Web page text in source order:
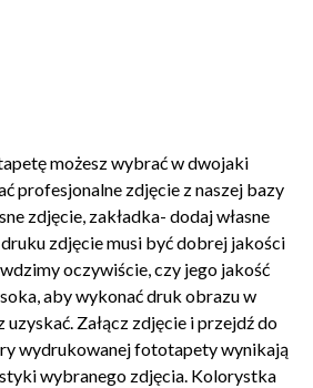
możesz wybrać w dwojaki
profesjonalne zdjęcie z naszej bazy
zdjęcie, zakładka- dodaj własne
druku zdjęcie musi być dobrej jakości
oczywiście, czy jego jakość
aby wykonać druk obrazu w
Załącz zdjęcie i przejdź do
wydrukowanej fototapety wynikają
wybranego zdjęcia. Kolorystka